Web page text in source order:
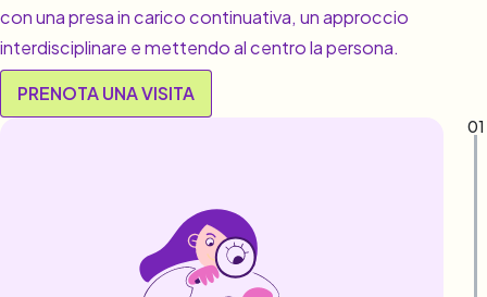
con una presa in carico continuativa, un approccio
interdisciplinare e mettendo al centro la persona.
PRENOTA UNA VISITA
01